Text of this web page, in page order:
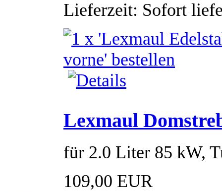
Lieferzeit: Sofort
Lexmaul
für 2.0 Liter 85 kW,
109,00 EUR